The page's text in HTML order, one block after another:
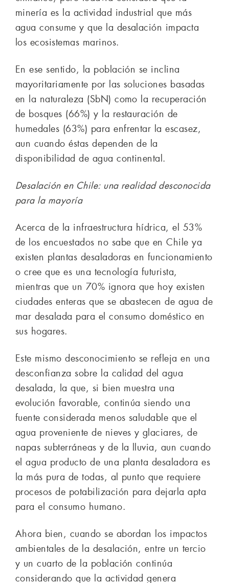
minería es la actividad industrial que más
agua consume y que la desalación impacta
los ecosistemas marinos.
En ese sentido, la población se inclina
mayoritariamente por las soluciones basadas
en la naturaleza (SbN) como la recuperación
de bosques (66%) y la restauración de
humedales (63%) para enfrentar la escasez,
aun cuando éstas dependen de la
disponibilidad de agua continental.
Desalación en Chile: una realidad desconocida
para la mayoría
Acerca de la infraestructura hídrica, el 53%
de los encuestados no sabe que en Chile ya
existen plantas desaladoras en funcionamiento
o cree que es una tecnología futurista,
mientras que un 70% ignora que hoy existen
ciudades enteras que se abastecen de agua de
mar desalada para el consumo doméstico en
sus hogares.
Este mismo desconocimiento se refleja en una
desconfianza sobre la calidad del agua
desalada, la que, si bien muestra una
evolución favorable, continúa siendo una
fuente considerada menos saludable que el
agua proveniente de nieves y glaciares, de
napas subterráneas y de la lluvia, aun cuando
el agua producto de una planta desaladora es
la más pura de todas, al punto que requiere
procesos de potabilización para dejarla apta
para el consumo humano.
Ahora bien, cuando se abordan los impactos
ambientales de la desalación, entre un tercio
y un cuarto de la población continúa
considerando que la actividad genera